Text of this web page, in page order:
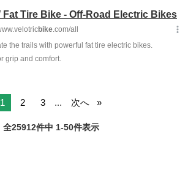
1 2 3 ... 次へ
全25912件中 1-50件表示